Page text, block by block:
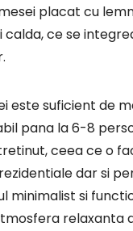
placat cu
calda, ce se
pana la 6-8
ceea ce o
dar si
minimalist si
relaxanta